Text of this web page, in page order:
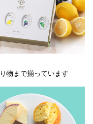
物まで揃っています